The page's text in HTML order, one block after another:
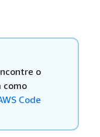
o
como
Code